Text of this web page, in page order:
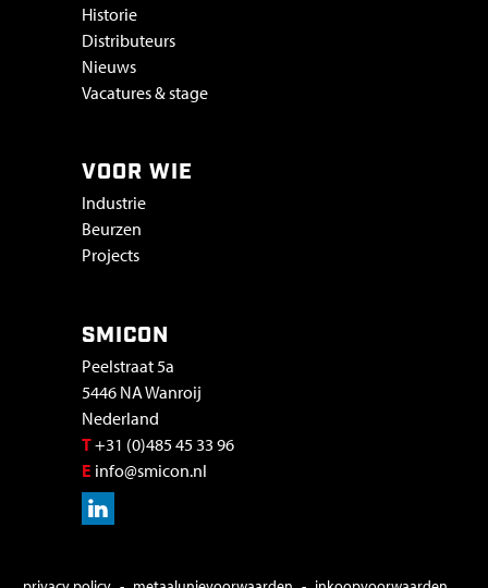
Historie
Distributeurs
Nieuws
Vacatures & stage
VOOR WIE
Industrie
Beurzen
Projects
SMICON
Peelstraat 5a
5446 NA Wanroij
Nederland
T+31 (0)485 45 33 96
E info@smicon.nl